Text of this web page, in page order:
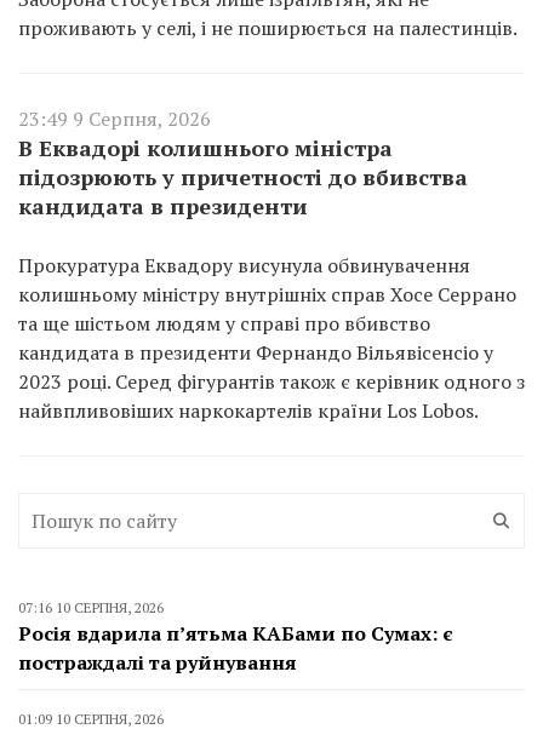
проживають у селі, і не поширюється на палестинців.
23:49 9 Серпня, 2026
В Еквадорі колишнього міністра
підозрюють у причетності до вбивства
кандидата в президенти
Прокуратура Еквадору висунула обвинувачення
колишньому міністру внутрішніх справ Хосе Серрано
та ще шістьом людям у справі про вбивство
кандидата в президенти Фернандо Вільявісенсіо у
2023 році. Серед фігурантів також є керівник одного з
найвпливовіших наркокартелів країни Los Lobos.
07:16 10 СЕРПНЯ, 2026
Росія вдарила п’ятьма КАБами по Сумах: є
постраждалі та руйнування
01:09 10 СЕРПНЯ, 2026